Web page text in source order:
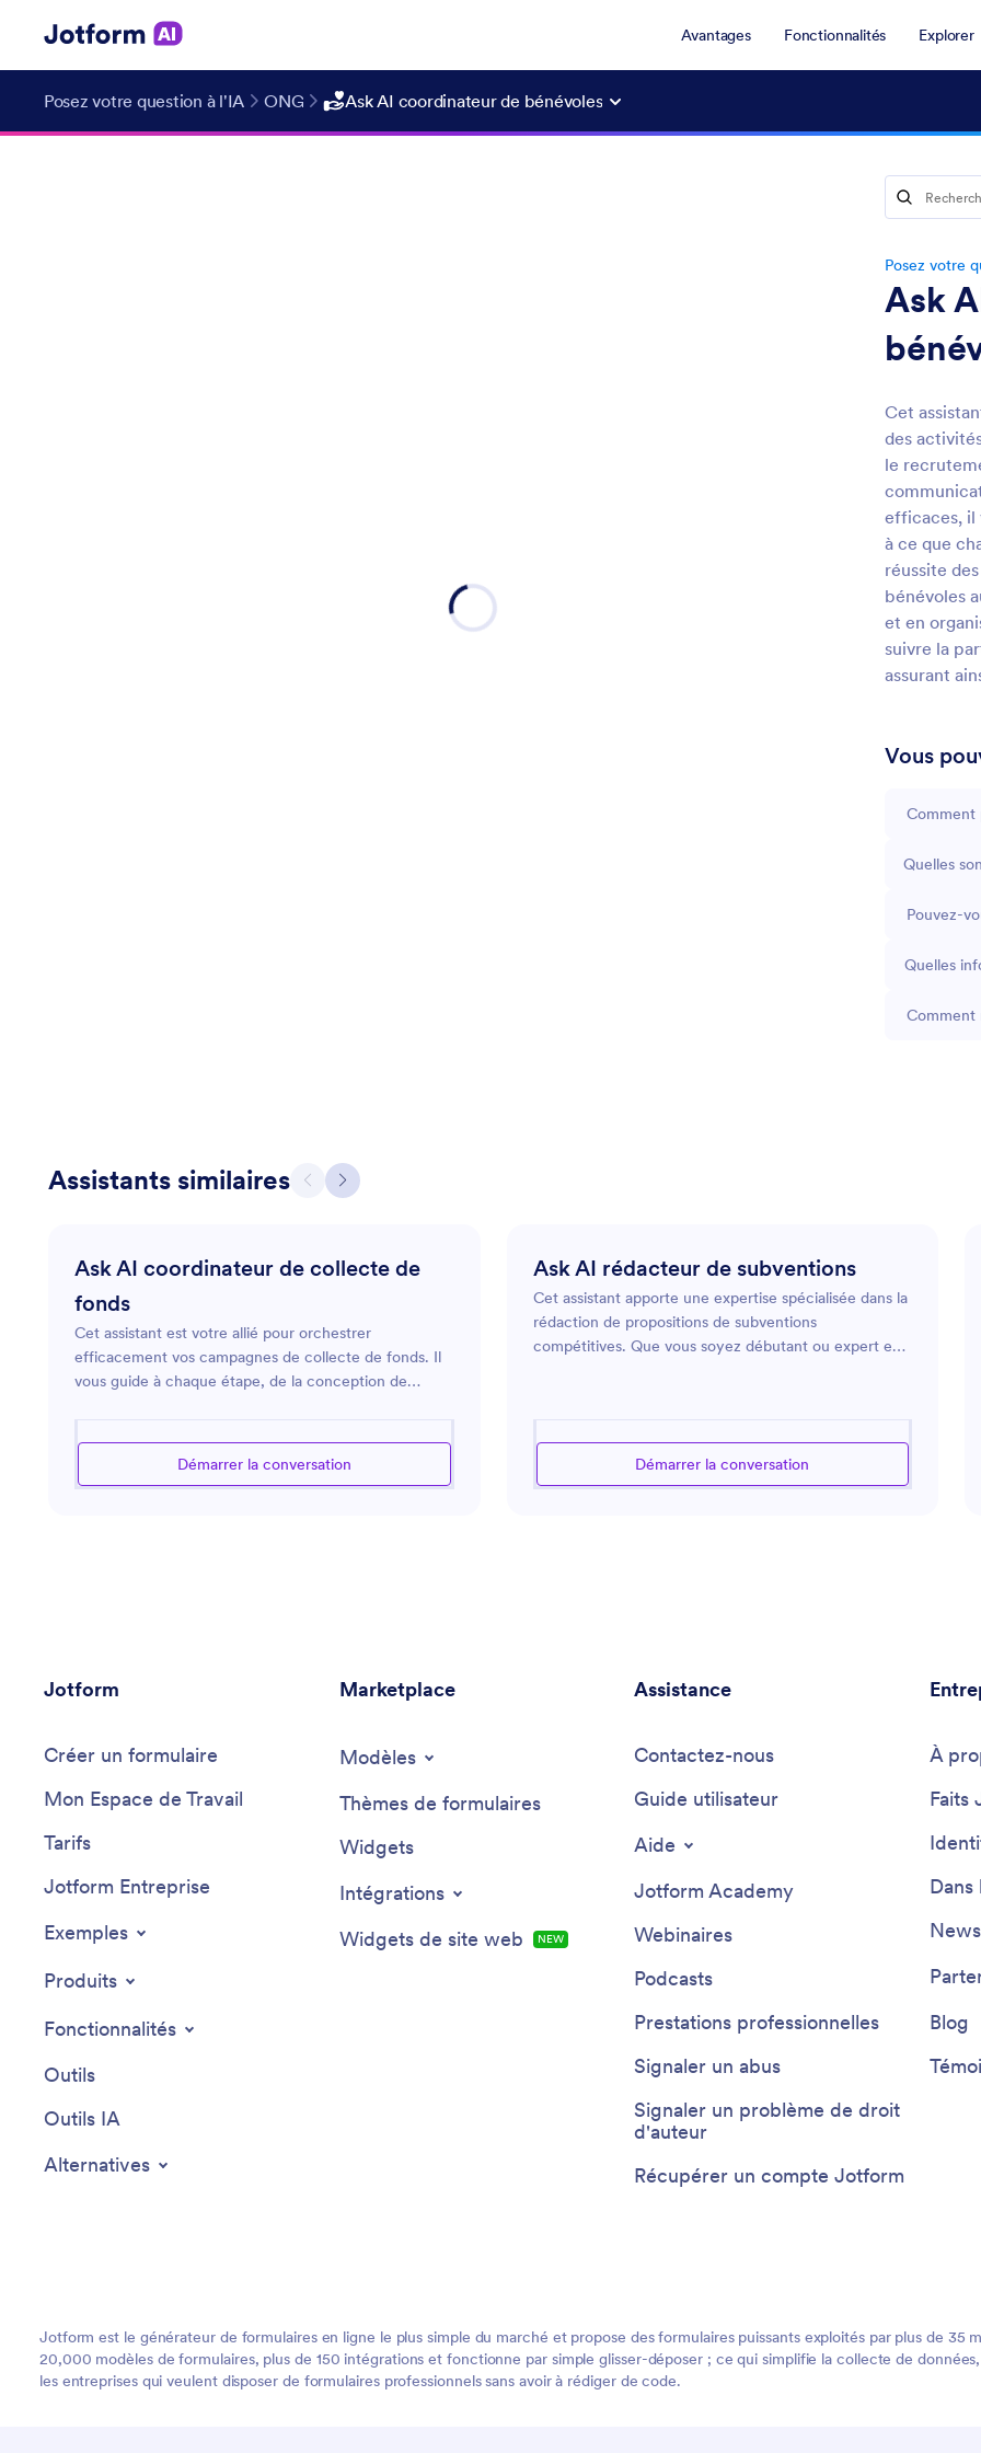
Avantages Fonctionnalités Explorer
Posez votre question à l'IA ONG Ask AI coordinateur de bénévoles
Posez votre
Ask
Cet
des
le
efficaces, il
à ce que
réussite
bénévoles
et en
suivre la
assurant
Vous
Comment
Quelles
Pouvez-
Quelles
Comment
Assistants similaires
Ask AI coordinateur de collecte de
fonds
Cet assistant est votre allié pour orchestrer
efficacement vos campagnes de collecte de fonds. Il
vous guide à chaque étape, de la conception de
des donateurs. Son objectif : vous fournir les outils et
stratégies essentiels pour optimiser vos efforts,
Démarrer la conversation
Ask AI rédacteur de subventions
Cet assistant apporte une expertise spécialisée dans la
rédaction de propositions de subventions
compétitives. Que vous soyez débutant ou expert en
d’éligibilité à l’optimisation de vos propositions pour les
rendre plus claires et impactantes, cet assistant
constitue une ressource précieuse dans le contexte
Démarrer la conversation
Jotform
Créer un formulaire
Mon Espace de Travail
Tarifs
Jotform Entreprise
Exemples
Produits
Fonctionnalités
Outils
Outils IA
Alternatives
Marketplace
Modèles
Thèmes de formulaires
Widgets
Intégrations
Widgets de site web
NEW
Assistance
Contactez-nous
Guide utilisateur
Aide
Jotform Academy
Webinaires
Podcasts
Prestations professionnelles
Signaler un abus
Signaler un problème de droit
d'auteur
Récupérer un compte Jotform
À
Faits
Dans
Blog
Jotform est le générateur de formulaires en ligne le plus simple du marché et propose des formulaires puissants exploités par plus de 35
20,000 modèles de formulaires, plus de 150 intégrations et fonctionne par simple glisser-déposer ; ce qui simplifie la collecte de
les entreprises qui veulent disposer de formulaires professionnels sans avoir à rédiger de code.